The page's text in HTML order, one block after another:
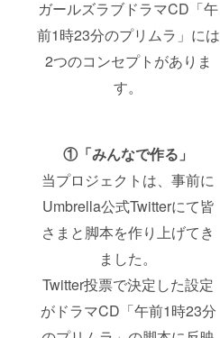
ガールズラブドラマCD「午
前1時23分のプリムラ」には
2つのコンセプトがありま
す。
①「みんなで作る」
当プロジェクトは、事前に
Umbrella公式Twitterにて皆
さまと脚本を作り上げてき
ました。
Twitter投票で決定した設定
がドラマCD「午前1時23分